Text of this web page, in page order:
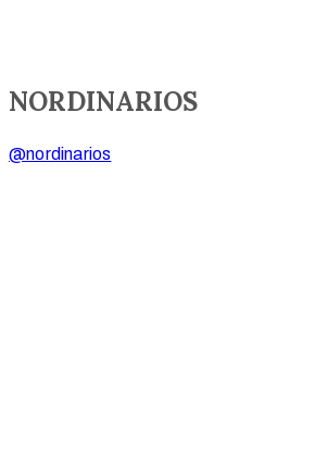
NORDINARIOS
@nordinarios